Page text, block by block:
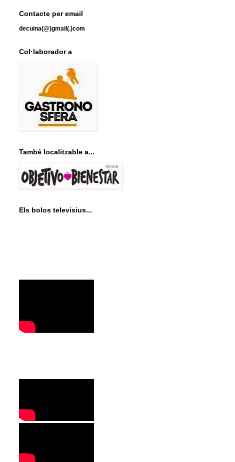
Contacte per email
decuina(@)gmail(.)com
Col·laborador a
També localitzable a...
Els bolos televisius...